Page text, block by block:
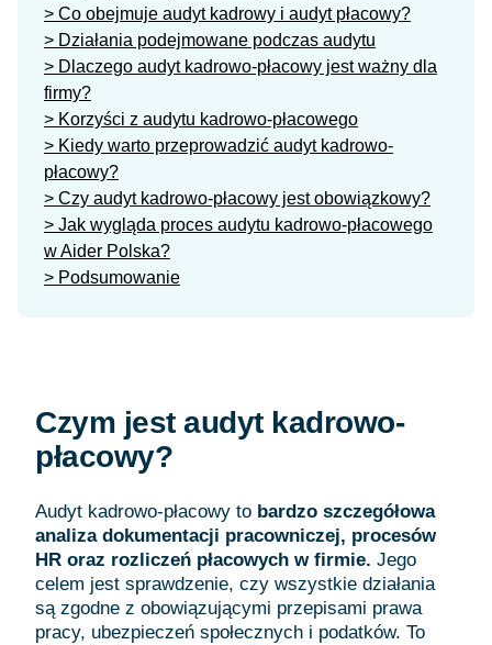
> Co obejmuje audyt kadrowy i audyt płacowy?
> Działania podejmowane podczas audytu
> Dlaczego audyt kadrowo-płacowy jest ważny dla
firmy?
> Korzyści z audytu kadrowo-płacowego
> Kiedy warto przeprowadzić audyt kadrowo-
płacowy?
> Czy audyt kadrowo-płacowy jest obowiązkowy?
> Jak wygląda proces audytu kadrowo-płacowego
w Aider Polska?
> Podsumowanie
Czym jest audyt kadrowo-
płacowy?
Audyt kadrowo-płacowy to bardzo szczegółowa
analiza dokumentacji pracowniczej, procesów
HR oraz rozliczeń płacowych w firmie. Jego
celem jest sprawdzenie, czy wszystkie działania
są zgodne z obowiązującymi przepisami prawa
pracy, ubezpieczeń społecznych i podatków. To